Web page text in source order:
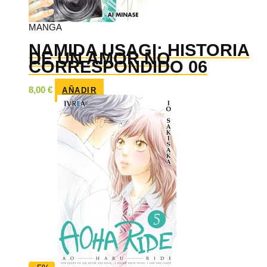
MANGA
NAMIDA USAGI: HISTORIA
DE UN AMOR NO
CORRESPONDIDO 06
8,00 € AÑADIR